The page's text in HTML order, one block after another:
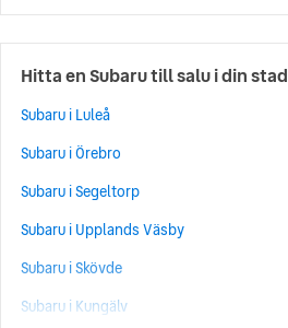
Subaru Impreza (83)
Subaru Levorg (73)
Subaru E-Outback (65)
Subaru WRX (24)
Subaru BRZ (11)
Subaru Tribeca (4)
Subaru Justy (3)
Subaru SVX (1)
Subaru XT (1)
Hitta en Subaru till salu i din stad
Subaru i Luleå
Subaru i Örebro
Subaru i Segeltorp
Subaru i Upplands Väsby
Subaru i Skövde
Subaru i Kungälv